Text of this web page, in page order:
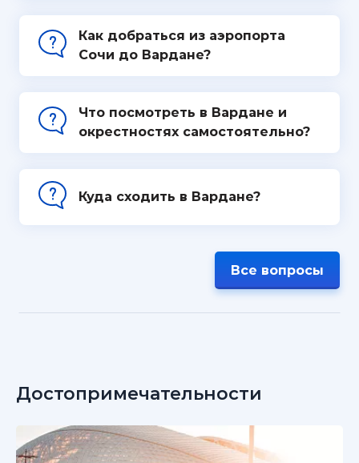
Как добраться из аэропорта
Сочи до Вардане?
Что посмотреть в Вардане и
окрестностях самостоятельно?
Куда сходить в Вардане?
Все вопросы
Достопримечательности